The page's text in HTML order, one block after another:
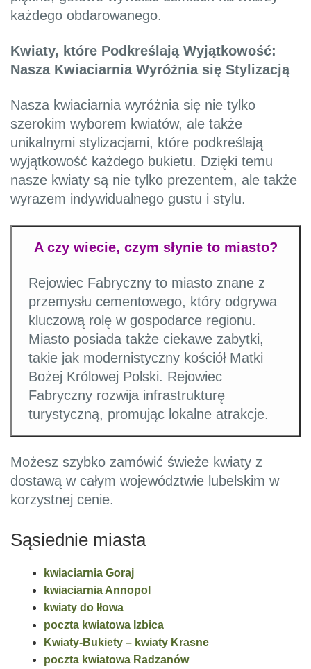
każdego obdarowanego.
Kwiaty, które Podkreślają Wyjątkowość:
Nasza Kwiaciarnia Wyróżnia się Stylizacją
Nasza kwiaciarnia wyróżnia się nie tylko
szerokim wyborem kwiatów, ale także
unikalnymi stylizacjami, które podkreślają
wyjątkowość każdego bukietu. Dzięki temu
nasze kwiaty są nie tylko prezentem, ale także
wyrazem indywidualnego gustu i stylu.
A czy wiecie, czym słynie to miasto?
Rejowiec Fabryczny to miasto znane z
przemysłu cementowego, który odgrywa
kluczową rolę w gospodarce regionu.
Miasto posiada także ciekawe zabytki,
takie jak modernistyczny kościół Matki
Bożej Królowej Polski. Rejowiec
Fabryczny rozwija infrastrukturę
turystyczną, promując lokalne atrakcje.
Możesz szybko zamówić świeże kwiaty z
dostawą w całym województwie lubelskim w
korzystnej cenie.
Sąsiednie miasta
kwiaciarnia Goraj
kwiaciarnia Annopol
kwiaty do Iłowa
poczta kwiatowa Izbica
Kwiaty-Bukiety – kwiaty Krasne
poczta kwiatowa Radzanów